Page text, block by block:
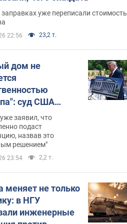
уже переписали стоимость
22:56 23,2 т.
дом не
суд США
зала
400 млн
заявил, что
подаст
назвав это
решением"
23:54 2,2 т.
меняет не только
в НГУ
инженерные